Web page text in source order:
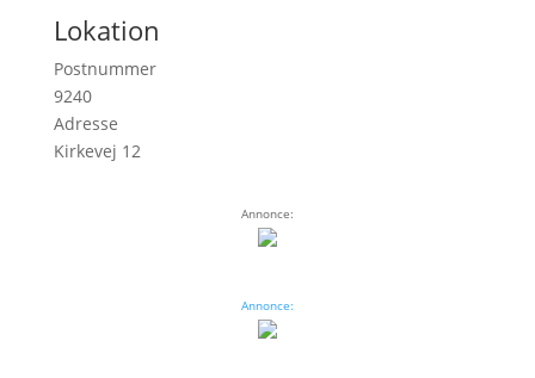
Lokation
Postnummer
9240
Adresse
Kirkevej 12
Annonce:
Annonce: